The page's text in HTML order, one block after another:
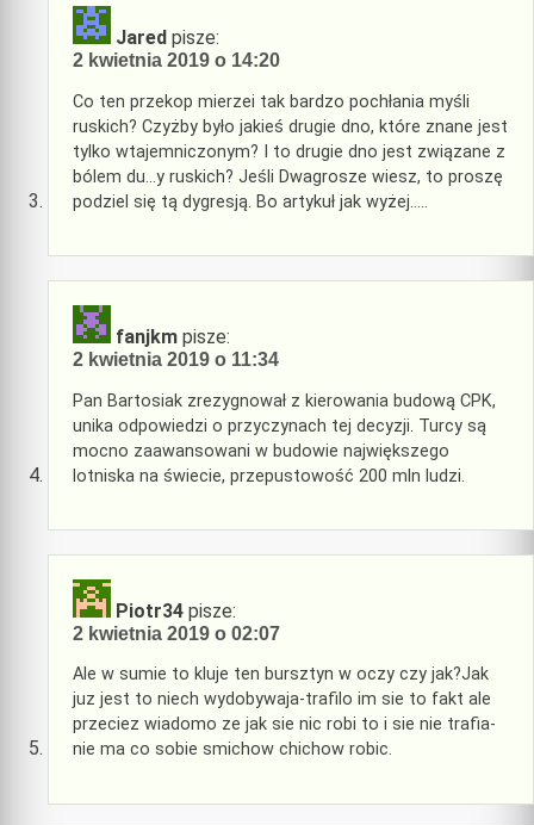
Jared pisze:
2 kwietnia 2019 o 14:20
Co ten przekop mierzei tak bardzo pochłania myśli
ruskich? Czyżby było jakieś drugie dno, które znane jest
tylko wtajemniczonym? I to drugie dno jest związane z
bólem du…y ruskich? Jeśli Dwagrosze wiesz, to proszę
podziel się tą dygresją. Bo artykuł jak wyżej…..
fanjkm pisze:
2 kwietnia 2019 o 11:34
Pan Bartosiak zrezygnował z kierowania budową CPK,
unika odpowiedzi o przyczynach tej decyzji. Turcy są
mocno zaawansowani w budowie największego
lotniska na świecie, przepustowość 200 mln ludzi.
Piotr34 pisze:
2 kwietnia 2019 o 02:07
Ale w sumie to kluje ten bursztyn w oczy czy jak?Jak
juz jest to niech wydobywaja-trafilo im sie to fakt ale
przeciez wiadomo ze jak sie nic robi to i sie nie trafia-
nie ma co sobie smichow chichow robic.